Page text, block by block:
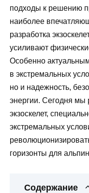
подходы к решению
наиболее
разработка
усиливают
Особенно
в экстремальных
но и надежность,
энергии. Сегодня
экзоскелет,
экстремальных
горизонты для
Содержание